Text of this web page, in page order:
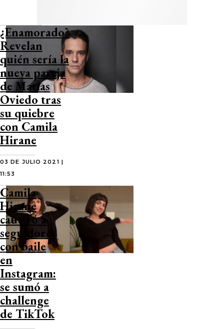
¿Enamorado?
Revelan
quién sería la
nueva pareja
de Matías
Oviedo tras
su quiebre
con Camila
Hirane
03 DE JULIO 2021 |
11:53
Camila
Hirane
cautivó a
seguidores
con baile
en
Instagram:
se sumó a
challenge
de TikTok